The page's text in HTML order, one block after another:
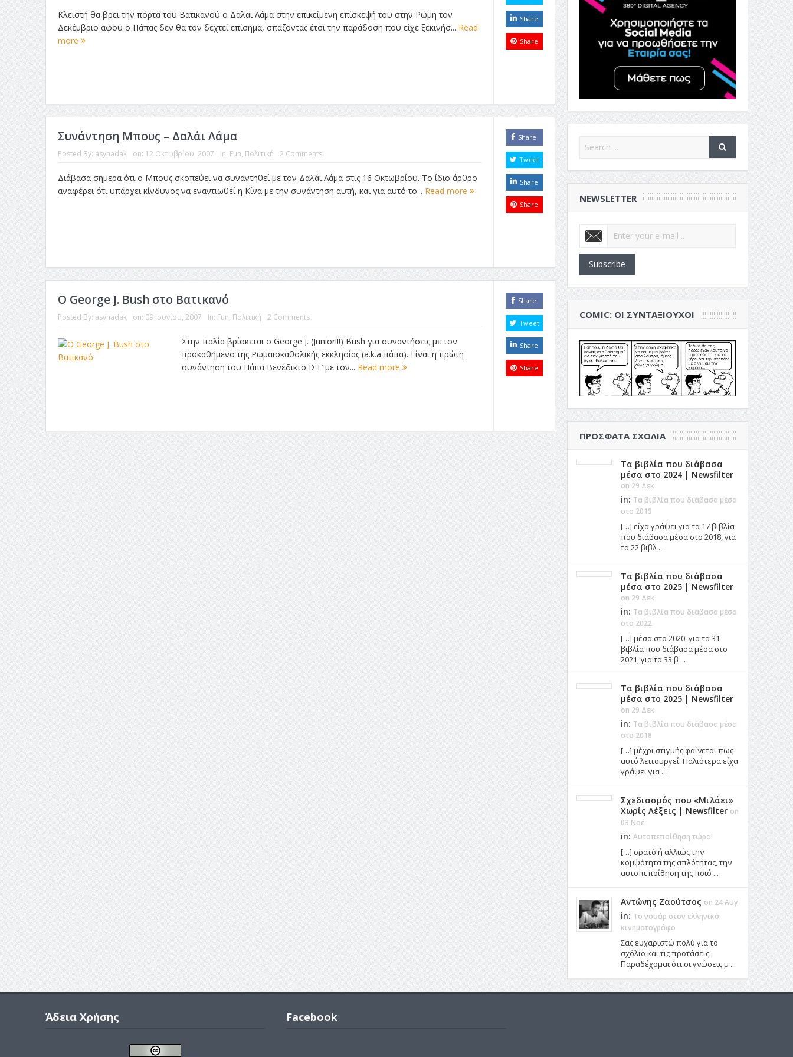
Κλειστή θα βρει την πόρτα του Βατικανού ο Δαλάι Λάμα στην επικείμενη επίσκεψή του στην Ρώμη τον
Δεκέμβριο αφού ο Πάπας δεν θα τον δεχτεί επίσημα, σπάζοντας έτσι την παράδοση που είχε ξεκινήσ... Read
more
Share
Share
Συνάντηση Μπους – Δαλάι Λάμα
Posted By: asynadak on: 12 Οκτωβρίου, 2007 In: Fun, Πολιτική 2 Comments
Διάβασα σήμερα ότι ο Μπους σκοπεύει να συναντηθεί με τον Δαλάι Λάμα στις 16 Οκτωβρίου. Το ίδιο άρθρο
αναφέρει ότι υπάρχει κίνδυνος να εναντιωθεί η Κίνα με την συνάντηση αυτή, και για αυτό το... Read more
Share
Tweet
Share
Share
Ο George J. Bush στο Βατικανό
Posted By: asynadak on: 09 Ιουνίου, 2007 In: Fun, Πολιτική 2 Comments
Στην Ιταλία βρίσκεται ο George J. (Junior!!!) Bush για συναντήσεις με τον
προκαθήμενο της Ρωμαιοκαθολικής εκκλησίας (a.k.a πάπα). Είναι η πρώτη
συνάντηση του Πάπα Βενέδικτο ΙΣΤ’ με τον... Read more
Share
Tweet
Share
Share
NEWSLETTER
Subscribe
COMIC: ΟΙ ΣΥΝΤΑΞΙΟΎΧΟΙ
ΠΡΌΣΦΑΤΑ ΣΧΌΛΙΑ
Τα βιβλία που διάβασα
μέσα στο 2024 | Newsfilter
on 29 Δεκ
in: Τα βιβλία που διάβασα μέσα
στο 2019
[…] είχα γράψει για τα 17 βιβλία
που διάβασα μέσα στο 2018, για
τα 22 βιβλ ...
Τα βιβλία που διάβασα
μέσα στο 2025 | Newsfilter
on 29 Δεκ
in: Τα βιβλία που διάβασα μέσα
στο 2022
[…] μέσα στο 2020, για τα 31
βιβλία που διάβασα μέσα στο
2021, για τα 33 β ...
Τα βιβλία που διάβασα
μέσα στο 2025 | Newsfilter
on 29 Δεκ
in: Τα βιβλία που διάβασα μέσα
στο 2018
[…] μέχρι στιγμής φαίνεται πως
αυτό λειτουργεί. Παλιότερα είχα
γράψει για ...
Σχεδιασμός που «Μιλάει»
Χωρίς Λέξεις | Newsfilter on
03 Νοέ
in: Αυτοπεποίθηση τώρα!
[…] ορατό ή αλλιώς την
κομψότητα της απλότητας, την
αυτοπεποίθηση της ποιό ...
Αντώνης Ζαούτσος on 24 Αυγ
in: Το νουάρ στον ελληνικό
κινηματογράφο
Σας ευχαριστώ πολύ για το
σχόλιο και τις προτάσεις.
Παραδέχομαι ότι οι γνώσεις μ ...
Άδεια Χρήσης Facebook